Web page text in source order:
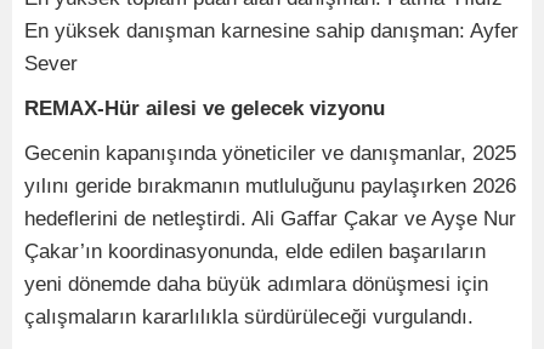
En yüksek danışman karnesine sahip danışman: Ayfer
Sever
REMAX-Hür ailesi ve gelecek vizyonu
Gecenin kapanışında yöneticiler ve danışmanlar, 2025
yılını geride bırakmanın mutluluğunu paylaşırken 2026
hedeflerini de netleştirdi. Ali Gaffar Çakar ve Ayşe Nur
Çakar’ın koordinasyonunda, elde edilen başarıların
yeni dönemde daha büyük adımlara dönüşmesi için
çalışmaların kararlılıkla sürdürüleceği vurgulandı.